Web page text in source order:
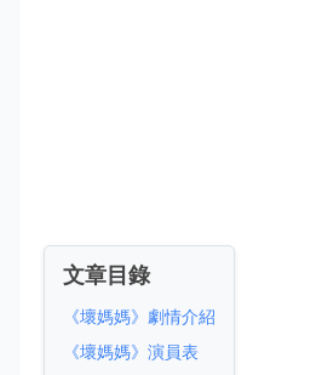
文章目錄
《壞媽媽》劇情介紹
《壞媽媽》演員表